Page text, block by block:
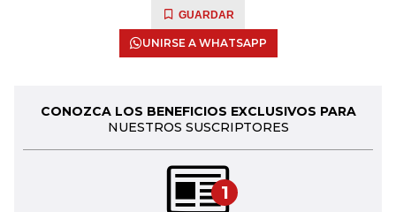
GUARDAR
UNIRSE A WHATSAPP
CONOZCA LOS BENEFICIOS EXCLUSIVOS PARA
NUESTROS SUSCRIPTORES
1